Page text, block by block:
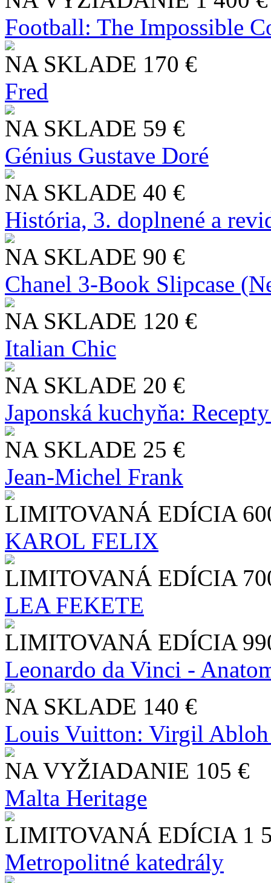
Football: The Impossible
NA SKLADE 170 €
Fred
NA SKLADE 59 €
Génius Gustave Doré
NA SKLADE 40 €
História, 3. doplnené a
NA SKLADE 90 €
Chanel 3-Book Slipcase
NA SKLADE 120 €
Italian Chic
NA SKLADE 20 €
Japonská kuchyňa:
NA SKLADE 25 €
Jean-Michel Frank
LIMITOVANÁ EDÍCIA
KAROL FELIX
LIMITOVANÁ EDÍCIA
LEA FEKETE
LIMITOVANÁ EDÍCIA
Leonardo da Vinci -
NA SKLADE 140 €
Louis Vuitton: Virgil
NA VYŽIADANIE 105 €
Malta Heritage
LIMITOVANÁ EDÍCIA 1
Metropolitné katedrály